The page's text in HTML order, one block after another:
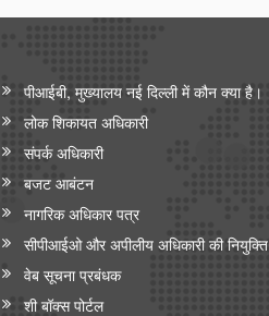
पीआईबी, मुख्यालय नई दिल्ली में कौन क्या है।
लोक शिकायत अधिकारी
संपर्क अधिकारी
बजट आबंटन
नागरिक अधिकार पत्र
सीपीआईओ और अपी‍लीय अधिकारी की नियुक्ति
वेब सूचना प्रबंधक
शी बॉक्स पोर्टल